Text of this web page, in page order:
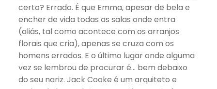
certo? Errado. É que Emma, apesar de bela e
encher de vida todas as salas onde entra
(aliás, tal como acontece com os arranjos
florais que cria), apenas se cruza com os
homens errados. E o último lugar onde alguma
vez se lembrou de procurar é… bem debaixo
do seu nariz. Jack Cooke é um arquiteto e